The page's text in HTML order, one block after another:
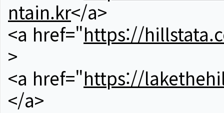
ntain.kr</a>
<a href="https://
>
<a href="https://
</a>